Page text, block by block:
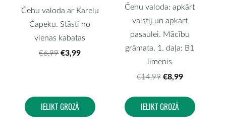
Čehu valoda ar Karelu
Čapeku. Stāsti no
vienas kabatas
€6,99 €3,99
IELIKT GROZĀ
Čehu valoda: apkārt
valstij un apkārt
pasaulei. Mācību
grāmata. 1. daļa: B1
līmenis
€14,99 €8,99
IELIKT GROZĀ